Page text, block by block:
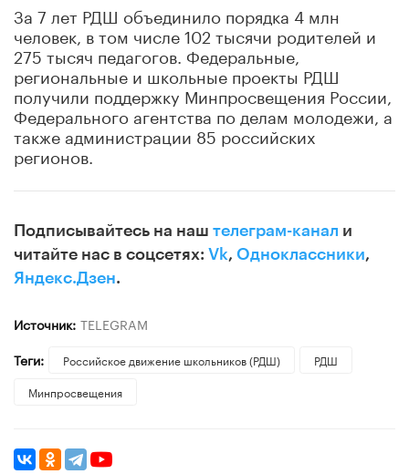
За 7 лет РДШ объединило порядка 4 млн
человек, в том числе 102 тысячи родителей и
275 тысяч педагогов. Федеральные,
региональные и школьные проекты РДШ
получили поддержку Минпросвещения России,
Федерального агентства по делам молодежи, а
также администрации 85 российских
регионов.
Подписывайтесь на наш телеграм-канал и
читайте нас в соцсетях: Vk, Одноклассники,
Яндекс.Дзен.
Источник: TELEGRAM
Теги:
Российское движение школьников (РДШ)
РДШ
Минпросвещения